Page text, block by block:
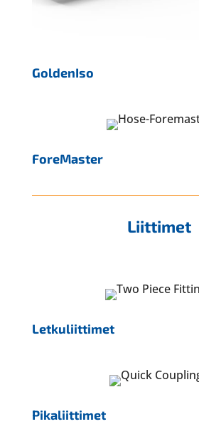
GoldenIso
ForeMaster
Liittimet
Letkuliittimet
Pikaliittimet